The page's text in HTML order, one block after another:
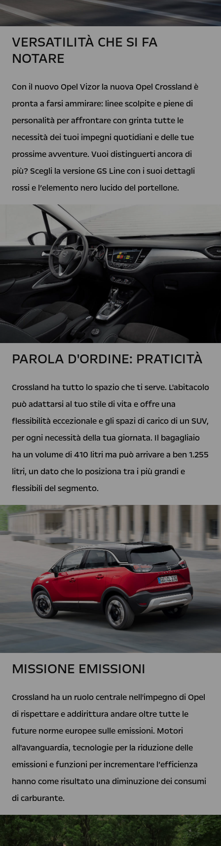
VERSATILITÀ CHE SI FA
NOTARE
Con il nuovo Opel Vizor la nuova Opel Crossland è
pronta a farsi ammirare: linee scolpite e piene di
personalità per affrontare con grinta tutte le
necessità dei tuoi impegni quotidiani e delle tue
prossime avventure. Vuoi distinguerti ancora di
più? Scegli la versione GS Line con i suoi dettagli
rossi e l’elemento nero lucido del portellone.
PAROLA D'ORDINE: PRATICITÀ
Crossland ha tutto lo spazio che ti serve. L'abitacolo
può adattarsi al tuo stile di vita e offre una
flessibilità eccezionale e gli spazi di carico di un SUV,
per ogni necessità della tua giornata. Il bagagliaio
ha un volume di 410 litri ma può arrivare a ben 1.255
litri, un dato che lo posiziona tra i più grandi e
flessibili del segmento.
MISSIONE EMISSIONI
Crossland ha un ruolo centrale nell'impegno di Opel
di rispettare e addirittura andare oltre tutte le
future norme europee sulle emissioni. Motori
all'avanguardia, tecnologie per la riduzione delle
emissioni e funzioni per incrementare l’efficienza
hanno come risultato una diminuzione dei consumi
di carburante.